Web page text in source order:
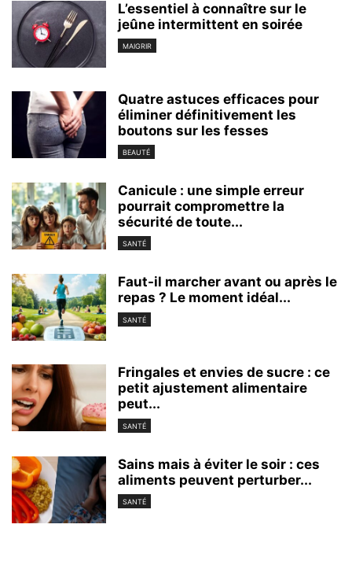
L’essentiel à connaître sur le
jeûne intermittent en soirée
MAIGRIR
Quatre astuces efficaces pour
éliminer définitivement les
boutons sur les fesses
BEAUTÉ
Canicule : une simple erreur
pourrait compromettre la
sécurité de toute...
SANTÉ
Faut-il marcher avant ou après le
repas ? Le moment idéal...
SANTÉ
Fringales et envies de sucre : ce
petit ajustement alimentaire
peut...
SANTÉ
Sains mais à éviter le soir : ces
aliments peuvent perturber...
SANTÉ